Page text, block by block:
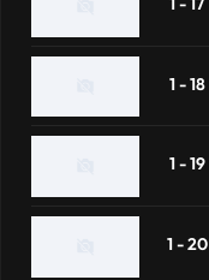
1 - 18
1 - 19
1 - 20